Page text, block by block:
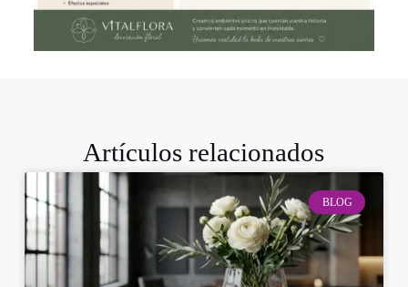
Artículos relacionados
BLOG